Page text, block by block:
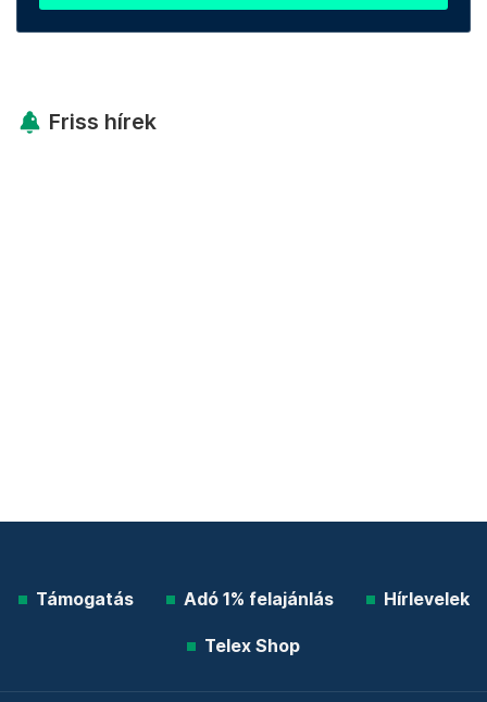
Friss hírek
Támogatás Adó 1% felajánlás Hírlevelek
Telex Shop